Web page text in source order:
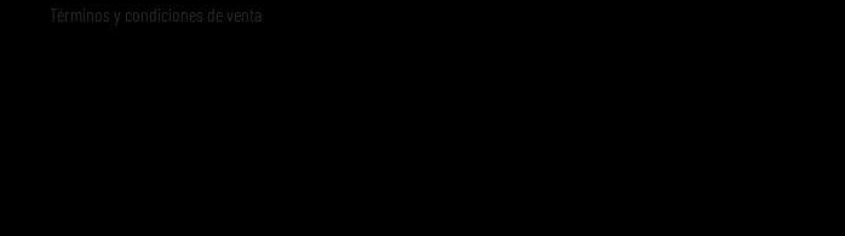
Términos y condiciones de venta